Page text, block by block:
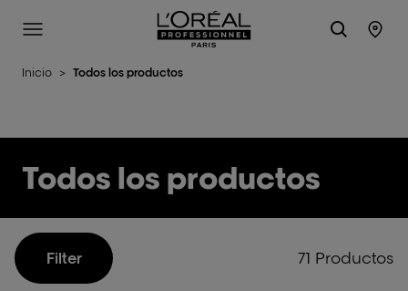
L'Oréal Professionnel Paris
Site Menu
Inicio > Todos los productos
Todos los productos
Filter 71 Productos